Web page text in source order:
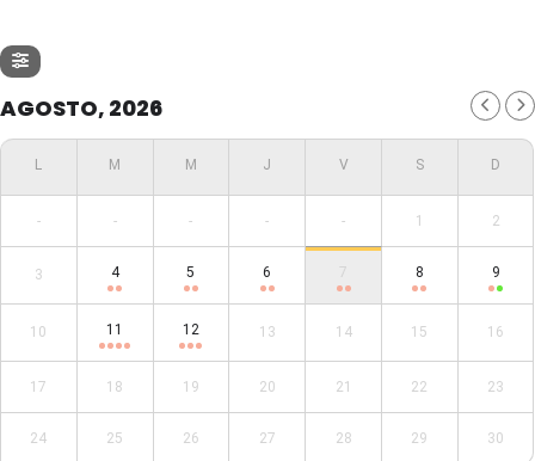
AGOSTO, 2026
- - - - - 1 2
3 4 5 6 7 8 9
10 11 12 13 14 15 16
17 18 19 20 21 22 23
24 25 26 27 28 29 30